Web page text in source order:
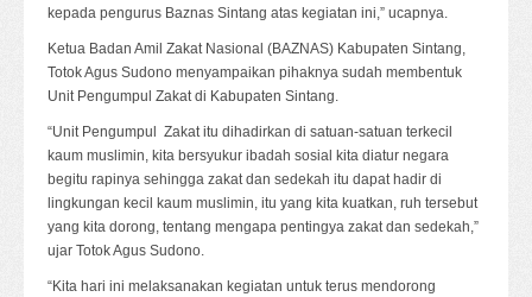
kepada pengurus Baznas Sintang atas kegiatan ini,” ucapnya.
Ketua Badan Amil Zakat Nasional (BAZNAS) Kabupaten Sintang,
Totok Agus Sudono menyampaikan pihaknya sudah membentuk
Unit Pengumpul Zakat di Kabupaten Sintang.
“Unit Pengumpul Zakat itu dihadirkan di satuan-satuan terkecil
kaum muslimin, kita bersyukur ibadah sosial kita diatur negara
begitu rapinya sehingga zakat dan sedekah itu dapat hadir di
lingkungan kecil kaum muslimin, itu yang kita kuatkan, ruh tersebut
yang kita dorong, tentang mengapa pentingya zakat dan sedekah,”
ujar Totok Agus Sudono.
“Kita hari ini melaksanakan kegiatan untuk terus mendorong